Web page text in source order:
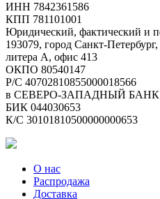
ИНН 7842361586
КПП 781101001
Юридический, фактический и
193079, город Санкт-
литера А, офис 413
ОКПО 80540147
Р/С 40702810855000018566
в СЕВЕРО-ЗАПАДНЫЙ
БИК 044030653
К/С 30101810500000000653
О нас
Распродажа
Доставка